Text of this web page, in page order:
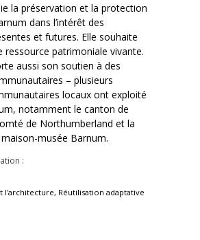
:
l'architecture, Réutilisation adaptative
la préservation et la protection
dans l’intérêt des
et futures. Elle souhaite
ressource patrimoniale vivante.
aussi son soutien à des
– plusieurs
locaux ont exploité
notamment le canton de
de Northumberland et la
musée Barnum.